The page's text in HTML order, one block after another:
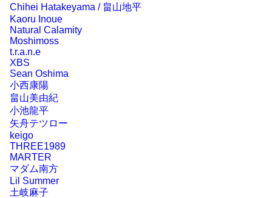
Chihei Hatakeyama / 畠山地平
Kaoru Inoue
Natural Calamity
Moshimoss
t.r.a.n.e
XBS
Sean Oshima
小西康陽
畠山美由紀
小池龍平
矢舟テツロー
keigo
THREE1989
MARTER
マダム南方
Lil Summer
土岐麻子